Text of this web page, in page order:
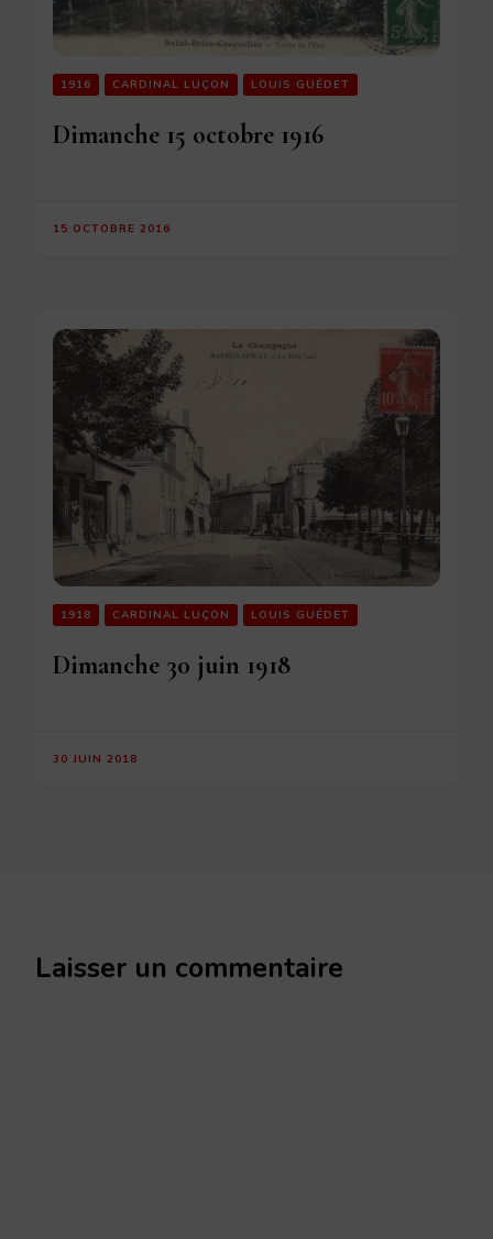
1916 CARDINAL LUÇON LOUIS GUÉDET
Dimanche 15 octobre 1916
15 OCTOBRE 2016
1918 CARDINAL LUÇON LOUIS GUÉDET
Dimanche 30 juin 1918
30 JUIN 2018
Laisser un commentaire